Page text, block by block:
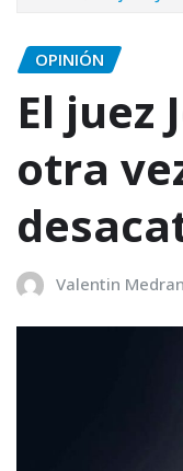
OPINIÓN
El juez
otra
Valentin